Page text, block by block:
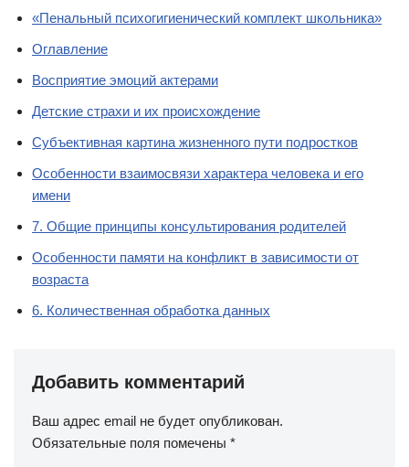
«Пенальный психогигиенический комплект школьника»
Оглавление
Восприятие эмоций актерами
Детские страхи и их происхождение
Субъективная картина жизненного пути подростков
Особенности взаимосвязи характера человека и его
имени
7. Общие принципы консультирования родителей
Особенности памяти на конфликт в зависимости от
возраста
6. Количественная обработка данных
Добавить комментарий
Ваш адрес email не будет опубликован.
Обязательные поля помечены *